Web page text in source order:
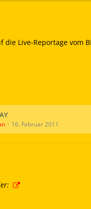
die Live-Reportage vom
16. Februar 2011